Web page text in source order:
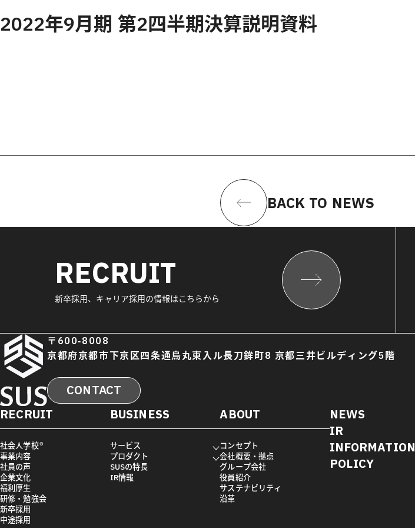
2022年9月期 第2四半期決算説明資料
BACK TO NEWS
RECRUIT
新卒採用、キャリア採用の情報はこちらから
〒600-8008
京都府京都市下京区四条通烏丸東入ル長刀鉾町8 京都三井ビルディング5階
CONTACT
RECRUIT
社会人学校®
事業内容
社員の声
企業文化
福利厚生
研修・勉強会
新卒採用
中途採用
BUSINESS
サービス
プロダクト
SUSの特長
IR情報
ABOUT
コンセプト
会社概要・拠点
グループ会社
役員紹介
サステナビリティ
沿革
NEWS
IR
INFORMATION
POLICY